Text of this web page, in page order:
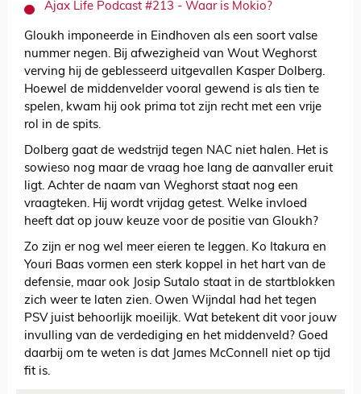
Ajax Life Podcast #213 - Waar is Mokio?
Gloukh imponeerde in Eindhoven als een soort valse
nummer negen. Bij afwezigheid van Wout Weghorst
verving hij de geblesseerd uitgevallen Kasper Dolberg.
Hoewel de middenvelder vooral gewend is als tien te
spelen, kwam hij ook prima tot zijn recht met een vrije
rol in de spits.
Dolberg gaat de wedstrijd tegen NAC niet halen. Het is
sowieso nog maar de vraag hoe lang de aanvaller eruit
ligt. Achter de naam van Weghorst staat nog een
vraagteken. Hij wordt vrijdag getest. Welke invloed
heeft dat op jouw keuze voor de positie van Gloukh?
Zo zijn er nog wel meer eieren te leggen. Ko Itakura en
Youri Baas vormen een sterk koppel in het hart van de
defensie, maar ook Josip Sutalo staat in de startblokken
zich weer te laten zien. Owen Wijndal had het tegen
PSV juist behoorlijk moeilijk. Wat betekent dit voor jouw
invulling van de verdediging en het middenveld? Goed
daarbij om te weten is dat James McConnell niet op tijd
fit is.